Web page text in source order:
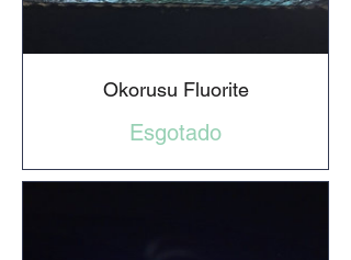
Okorusu Fluorite
Esgotado